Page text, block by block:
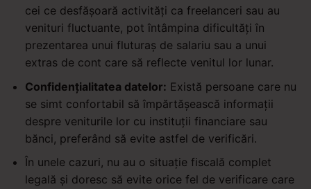
cei ce desfășoară activități ca freelanceri sau au
venituri fluctuante, pot întâmpina dificultăți în
prezentarea unui fluturaș de salariu sau a unui
extras de cont care să reflecte venitul lor lunar.
Confidențialitatea datelor: Există persoane care nu
se simt confortabil să împărtășească informații
despre veniturile lor cu instituții financiare sau
bănci, preferând să evite astfel de verificări.
În unele cazuri, nu au o situație fiscală complet
legală și doresc să evite orice fel de verificare care